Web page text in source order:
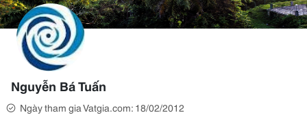
Nguyễn Bá Tuấn
Ngày tham gia Vatgia.com: 18/02/2012